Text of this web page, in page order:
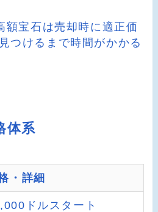
額宝石は売却時に適正価
つけるまで時間がかかる
体系
・詳細
ドルスタート